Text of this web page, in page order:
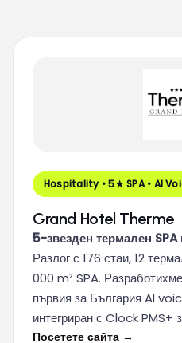
Hospitality • 5★ SPA • AI
Grand Hotel Therme
5-звезден термален SPA
Разлог с 176 стаи, 12
000 m² SPA. Разработихме
първия за България AI
интегриран с Clock PMS+
Посетете сайта →